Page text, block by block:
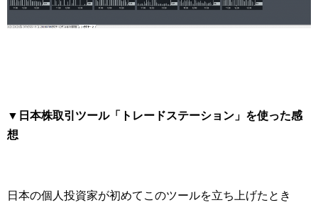
▼日本株取引ツール「トレードステーション」を使った感
想
日本の個人投資家が初めてこのツールを立ち上げたとき